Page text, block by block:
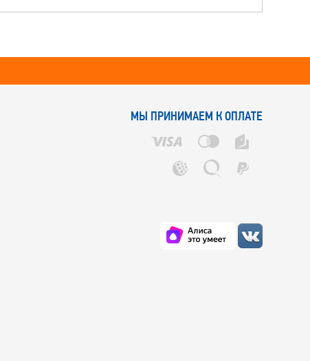
МЫ ПРИНИМАЕМ К ОПЛАТЕ